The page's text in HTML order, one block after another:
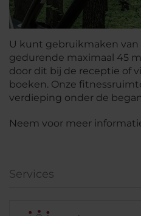
U kunt gebruikmaken
gedurende maximaal 45
door dit bij de receptie of
boeken. Onze
verdieping onder de
Neem voor meer
Services